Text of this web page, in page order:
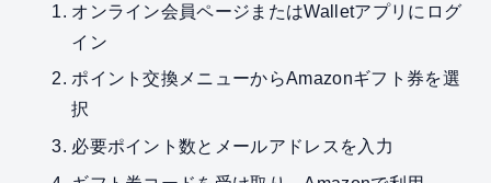
オンライン会員ページまたはWalletアプリにログ
イン
ポイント交換メニューからAmazonギフト券を選
択
必要ポイント数とメールアドレスを入力